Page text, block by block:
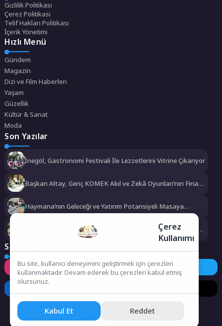
Gizlilik Politikası
Çerez Politikası
Telif Hakları Politikası
İçerik Yönetimi
Hızlı Menü
Gündem
Magazin
Dizi ve Film Haberleri
Yaşam
Güzellik
Kültür & Sanat
Moda
Son Yazılar
İnegöl, Gastronomi Festivali İle Lezzetlerini Vitrine Çıkarıyor
Başkan Altay, Genç KOMEK Akıl ve Zekâ Oyunları’nın Final
Haymana’nın Geleceği ve Yatırım Potansiyeli Masaya
Yatırıldı
Manisa Büyükşehir Belediyesi “Sağlıklı İşyeri” Sertifikasını
Sosyal Medya
Instagram Facebook Twitter
Çerez
Kullanımı
Bu site, kullanıcı deneyimini geliştirmek için çerezleri
kullanmaktadır. Devam ederek bu çerezleri kabul etmiş
olursunuz.
Kabul Et Reddet